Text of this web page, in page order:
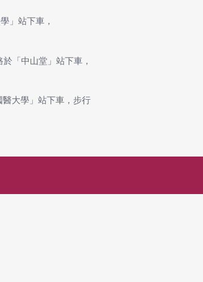
」站下車，
「中山堂」站下車，
大學」站下車，步行